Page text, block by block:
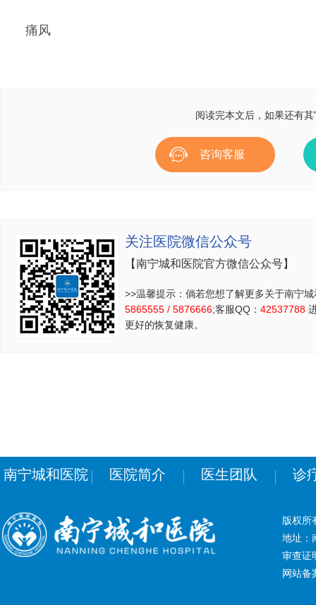
痛风
阅读完本文后，如果还有
咨询客服
关注医院微信公众号
【南宁城和医院官方微信公众号】
>>温馨提示：倘若您想了解更多关于南宁
5865555 / 5876666;客服QQ： 42537788
更好的恢复健康。
南宁城和医院 医院简介 医生团队 诊
版权所
地址：
审查证
网站备